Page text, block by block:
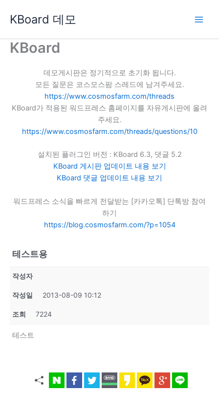
로
KBoard 데모
KBoard
데모게시판은 정기적으로 초기화 됩니다.
모든 질문은 코스모스팜 스레드에 남겨주세요.
https://www.cosmosfarm.com/threads
KBoard가 적용된 워드프레스 홈페이지를 자유게시판에 올려
주세요.
https://www.cosmosfarm.com/threads/questions/10
설치된 플러그인 버전 : KBoard 6.3, 댓글 5.2
KBoard 게시판 업데이트 내용 보기
KBoard 댓글 업데이트 내용 보기
워드프레스 소식을 빠르게 전달받는 [카카오톡] 단톡방 참여
하기
https://blog.cosmosfarm.com/?p=1054
테스트용
작성자
작성일 2013-08-09 10:12
조회 7224
테스트